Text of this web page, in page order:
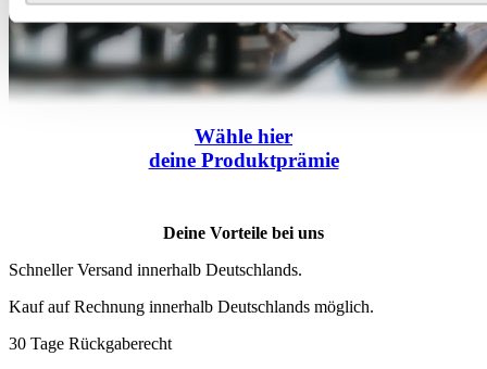
Wähle hier
deine Produktprämie
Deine Vorteile bei uns
Schneller Versand innerhalb Deutschlands.
Kauf auf Rechnung innerhalb Deutschlands möglich.
30 Tage Rückgaberecht